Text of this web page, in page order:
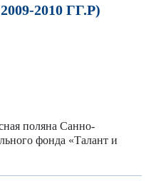
2010 ГГ.Р)
поляна Санно-
фонда «Талант и